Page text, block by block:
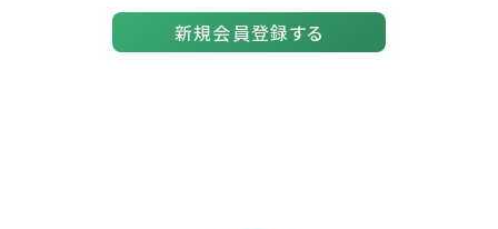
新規会員登録する